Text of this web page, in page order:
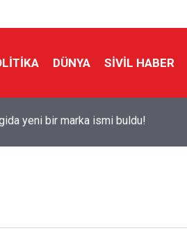
DÜNYA SIVIL HABER
genel merkezi bastı!